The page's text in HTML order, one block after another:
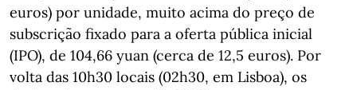
euros) por unidade, muito acima do preço de
subscrição fixado para a oferta pública inicial
(IPO), de 104,66 yuan (cerca de 12,5 euros). Por
volta das 10h30 locais (02h30, em Lisboa), os